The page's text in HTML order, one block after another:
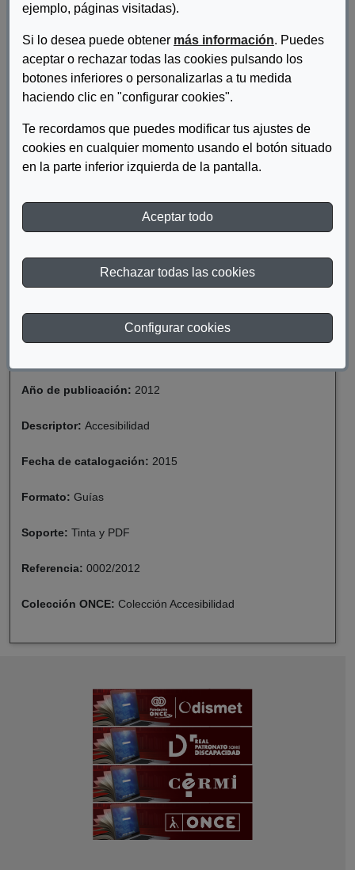
ejemplo, páginas visitadas).
Si lo desea puede obtener más información. Puedes
aceptar o rechazar todas las cookies pulsando los
botones inferiores o personalizarlas a tu medida
haciendo clic en "configurar cookies".
Te recordamos que puedes modificar tus ajustes de
cookies en cualquier momento usando el botón situado
en la parte inferior izquierda de la pantalla.
Aceptar todo
Rechazar todas las cookies
Configurar cookies
En la guía, se proporcionan explicaciones sobre la accesibilidad
en los edificios, la comunicación horizontal y vertical, los
aparcamientos, los aseos, espacios reservados y sobre servicios
e instalaciones. Otros aspectos que se desarrollan en la guía, tal
paso, las pendientes de escaleras y rampas, o la señalización
informativa y de emergencia son fundamentales para configurar
un espacio universalmente accesible. La accesibilidad universal
prestan en ellos permiten establecer sean utilizados de forma
autónoma y segura por cualquier persona, con independencia
de su capacidad.
DESCARGAR HACÍA UNA OFICINA UNIVERSAL Y
Año de publicación: 2012
Descriptor: Accesibilidad
Fecha de catalogación: 2015
Formato: Guías
Soporte: Tinta y PDF
Referencia: 0002/2012
Colección ONCE: Colección Accesibilidad